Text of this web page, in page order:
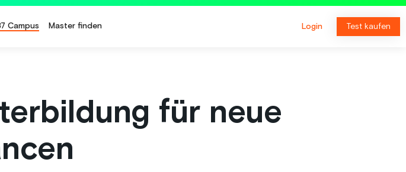
Campus Master finden Login Test kaufen
für neue